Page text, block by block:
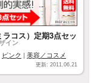
コス）定期3点セッ
イン
ピンク 美容／コスメ
更新: 2011.06.21